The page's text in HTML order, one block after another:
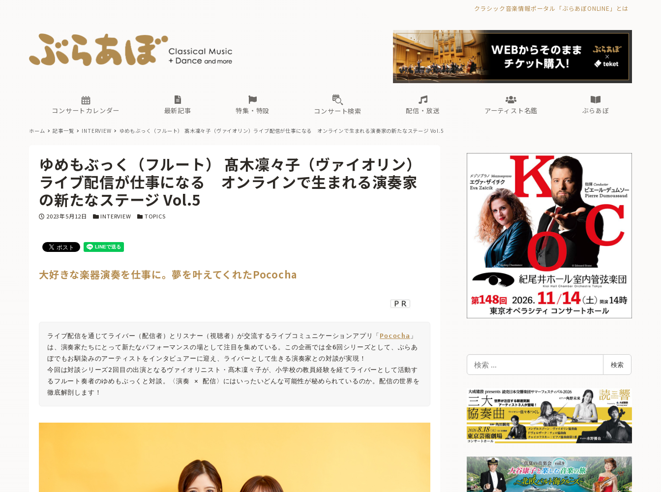
クラシック音楽情報ポータル「ぶらあぼONLINE」とは
コンサートカレンダー 最新記事
古楽とその先と オーケストラの楽屋から 海の向こうの音楽家 ぶらあぼブラス！
フォルテピアノ・オデッセイ
特集・特設
現場のプロが推す！間違いないオーケストラコンサート
過去の特集
コンサート検索 配信・放送
無料ライブ配信スケジュール 有料ライブ配信スケジュール
アーティスト名鑑
か さ た な ま わ
ぶらあぼ
古楽とその先と 海の向こうの音楽家 Aからの眺望 ぶらあぼブラス！
フォルテピアノ・オデッセイ
過去の特集
無料ライブ配信スケジュール
あ か さ
ホーム 記事一覧 INTERVIEW ゆめもぶっく（フルート） 髙木凜々子（ヴァイオリン） ライブ配信が仕事になる オンラインで生まれる演奏家の新たなステージ Vol.5
ゆめもぶっく（フルート） 髙木凜々子（ヴァイオリン）
ライブ配信が仕事になる オンラインで生まれる演奏家
の新たなステージ Vol.5
投稿日
2023年5月12日 カテゴリー
INTERVIEW カテゴリー
TOPICS
大好きな楽器演奏を仕事に。夢を叶えてくれたPococha
ライブ配信を通じてライバー（配信者）とリスナー（視聴者）が交流するライブコミュニケーションアプリ「 Pococha 」
は、演奏家たちにとって新たなパフォーマンスの場として注目を集めている。この企画では全6回シリーズとして、ぶらあ
ぼでもお馴染みのアーティストをインタビュアーに迎え、ライバーとして生きる演奏家との対談が実現！
今回は対談シリーズ2回目の出演となるヴァイオリニスト・髙木凜々子が、小学校の教員経験を経てライバーとして活動す
るフルート奏者のゆめもぶっくと対談。〈演奏 × 配信〉にはいったいどんな可能性が秘められているのか。配信の世界を
徹底解剖します！
検
索
検索